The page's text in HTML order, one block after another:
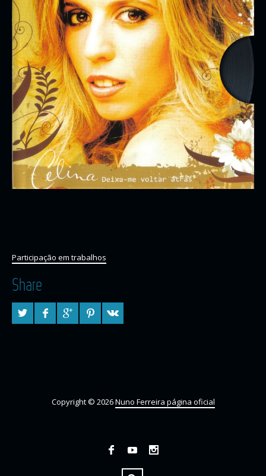
Participação em trabalhos
Share
Copyright © 2026Nuno Ferreira página oficial